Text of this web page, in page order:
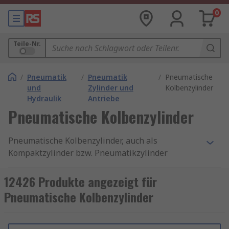
0
Teile-Nr.
/ Pneumatik
und
Hydraulik
/ Pneumatik
Zylinder und
Antriebe
/ Pneumatische
Kolbenzylinder
Pneumatische Kolbenzylinder
Pneumatische Kolbenzylinder, auch als
Kompaktzylinder bzw. Pneumatikzylinder
der modernen Automatisierungstechnik. Sie
wandeln Druckluft in lineare Bewegung um und
bieten eine zuverlässige, kosteneffiziente Lösung
der Verpackungsindustrie, im Maschinenbau
12426 Produkte angezeigt für
Pneumatische Kolbenzylinder